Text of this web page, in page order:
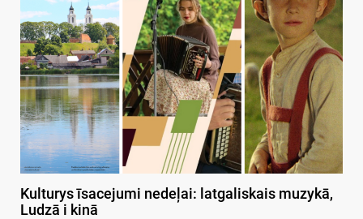
Kulturys īsacejumi nedeļai: latgaliskais muzykā,
Ludzā i kinā